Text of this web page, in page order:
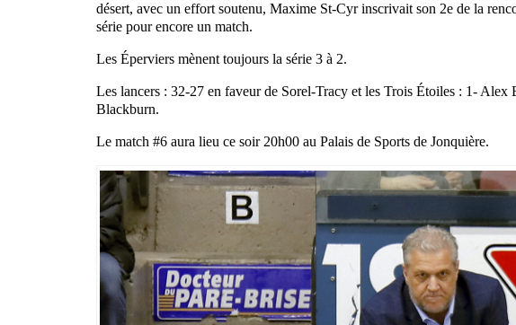
désert, avec un effort soutenu, Maxime St-Cyr inscrivait son 2e de la
série pour encore un match.
Les Éperviers mènent toujours la série 3 à 2.
Les lancers : 32-27 en faveur de Sorel-Tracy et les Trois Étoiles : 1-
Blackburn.
Le match #6 aura lieu ce soir 20h00 au Palais de Sports de Jonquière.